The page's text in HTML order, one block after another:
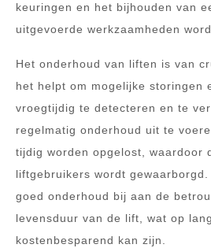
keuringen en het bijhouden van
uitgevoerde werkzaamheden
Het onderhoud van liften is van
het helpt om mogelijke storingen
vroegtijdig te detecteren en te
regelmatig onderhoud uit te
tijdig worden opgelost, waardoor
liftgebruikers wordt
goed onderhoud bij aan de
levensduur van de lift, wat op
kostenbesparend kan zijn.